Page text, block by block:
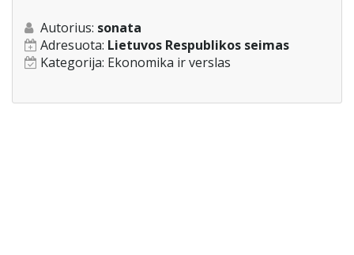
Autorius: sonata
Adresuota: Lietuvos Respublikos seimas
Kategorija: Ekonomika ir verslas